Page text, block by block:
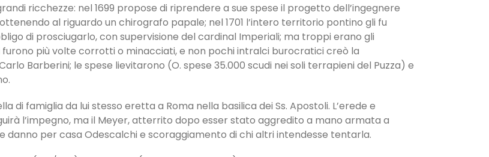
ricchezze: nel 1699 propose di riprendere a sue spese il progetto dell’ingegnere
al riguardo un chirografo papale; nel 1701 l’intero territorio pontino gli fu
di prosciugarlo, con supervisione del cardinal Imperiali; ma troppi erano gli
più volte corrotti o minacciati, e non pochi intralci burocratici creò la
Barberini; le spese lievitarono (O. spese 35.000 scudi nei soli terrapieni del Puzza) e
di famiglia da lui stesso eretta a Roma nella basilica dei Ss. Apostoli. L’erede e
l’impegno, ma il Meyer, atterrito dopo esser stato aggredito a mano armata a
danno per casa Odescalchi e scoraggiamento di chi al­tri intendesse tentarla.